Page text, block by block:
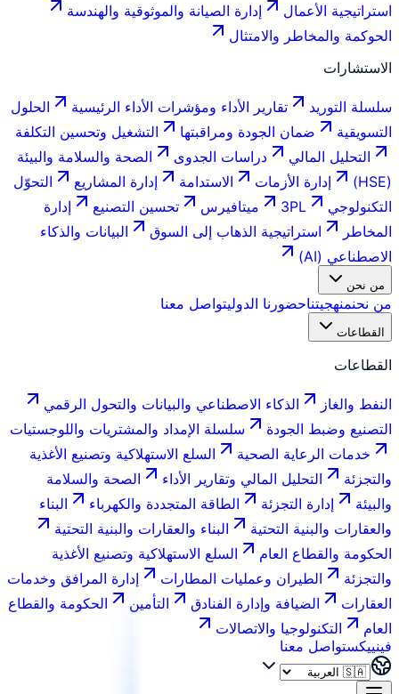
استراتيجية الأعمال
إدارة الصيانة والموثوقية والهندسة
الحوكمة والمخاطر والامتثال
الاستشارات
سلسلة التوريد تقارير الأداء ومؤشرات الأداء الرئيسية
الحلول
التسويقية
ضمان الجودة ومراقبتها
التشغيل وتحسين التكلفة
التحليل المالي
دراسات الجدوى
الصحة والسلامة والبيئة
(HSE)
إدارة الأزمات الاستدامة إدارة المشاريع
التحوّل
التكنولوجي
3PL ميتافيرس تحسين التصنيع
إدارة
المخاطر
استراتيجية الذهاب إلى السوق
البيانات والذكاء
الاصطناعي (AI)
من نحن
من نحنمنهجيتناحضورنا الدوليتواصل معنا
القطاعات
القطاعات
النفط والغاز
الذكاء الاصطناعي والبيانات والتحول الرقمي
التصنيع وضبط الجودة
سلسلة الإمداد والمشتريات واللوجستيات
خدمات الرعاية الصحية
السلع الاستهلاكية وتصنيع الأغذية
والتجزئة
التحليل المالي وتقارير الأداء
الصحة والسلامة
والبيئة
إدارة التجزئة الطاقة المتجددة والكهرباء
البناء
والعقارات والبنية التحتية
البناء والعقارات والبنية التحتية
الحكومة والقطاع العام
السلع الاستهلاكية وتصنيع الأغذية
والتجزئة
الطيران وعمليات المطارات
إدارة المرافق وخدمات
العقارات
الضيافة وإدارة الفنادق التأمين
الحكومة والقطاع
العام
التكنولوجيا والاتصالات
فينييكستواصل معنا